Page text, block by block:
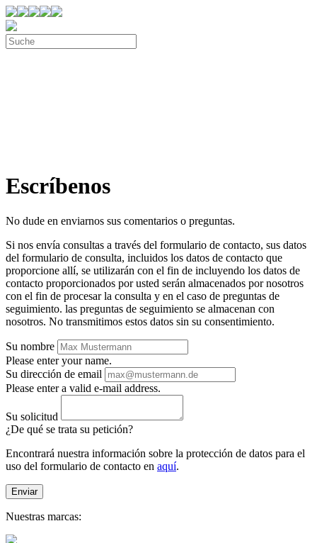
Escríbenos
No dude en enviarnos sus comentarios o preguntas.
Si nos envía consultas a través del formulario de contacto, sus datos
del formulario de consulta, incluidos los datos de contacto que
proporcione allí, se utilizarán con el fin de incluyendo los datos de
contacto proporcionados por usted serán almacenados por nosotros
con el fin de procesar la consulta y en el caso de preguntas de
seguimiento. las preguntas de seguimiento se almacenan con
nosotros. No transmitimos estos datos sin su consentimiento.
Su nombre
Please enter your name.
Su dirección de email
Please enter a valid e-mail address.
Su solicitud
¿De qué se trata su petición?
Encontrará nuestra información sobre la protección de datos para el
uso del formulario de contacto en aquí.
Enviar
Nuestras marcas: